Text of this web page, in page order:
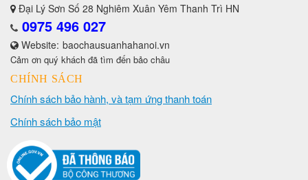
Đại Lý Sơn Số 28 Nghiêm Xuân Yêm Thanh Trì HN
0975 496 027
Website: baochausuanhahanoi.vn
Cảm ơn quý khách đã tìm đến bảo châu
CHÍNH SÁCH
Chính sách bảo hành, và tạm ứng thanh toán
Chính sách bảo mật